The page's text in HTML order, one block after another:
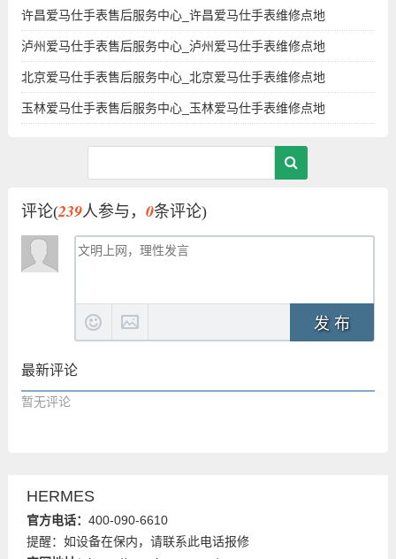
许昌爱马仕手表售后服务中心_许昌爱马仕手表维修点地
泸州爱马仕手表售后服务中心_泸州爱马仕手表维修点地
北京爱马仕手表售后服务中心_北京爱马仕手表维修点地
玉林爱马仕手表售后服务中心_玉林爱马仕手表维修点地
评论(239人参与， 0条评论)
发 布
最新评论
暂无评论
HERMES
官方电话： 400-090-6610
提醒：如设备在保内，请联系此电话报修